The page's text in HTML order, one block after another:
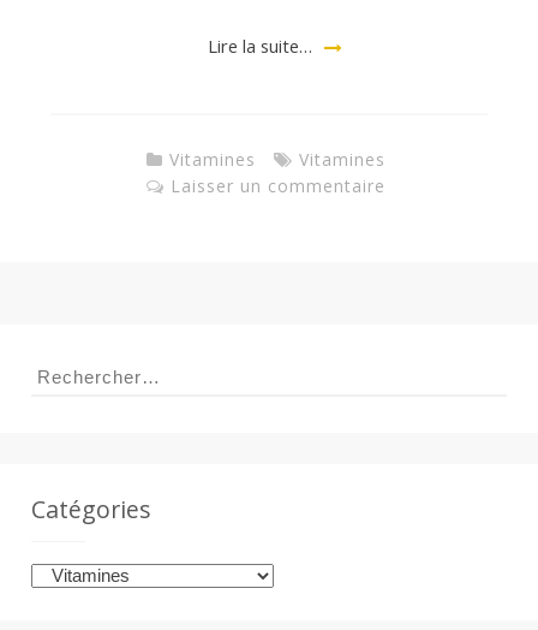
Lire la suite…
Vitamines
Vitamines
Laisser un commentaire
Rechercher :
Catégories
Catégories